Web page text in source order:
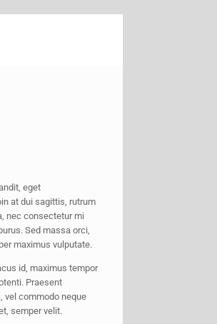
eget
at dui sagittis, rutrum
nec consectetur mi
Sed massa orci,
maximus vulputate.
id, maximus tempor
Praesent
vel commodo neque
semper velit.